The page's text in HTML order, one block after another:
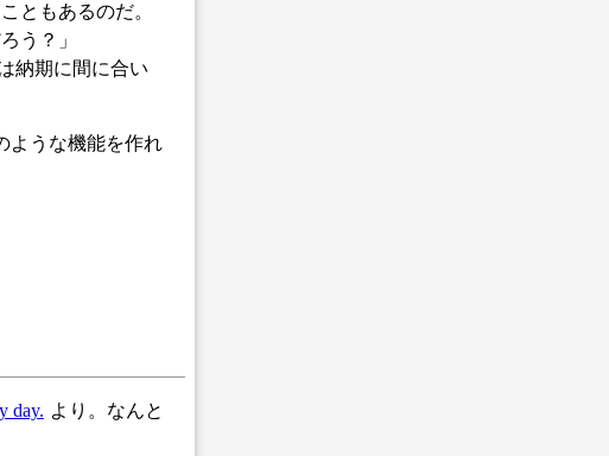
ともあるのだ。
う？」
納期に間に合い
ような機能を作れ
day. より。なんと